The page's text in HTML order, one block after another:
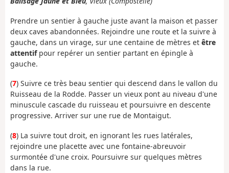
Prendre un sentier à gauche juste avant la maison et passer
deux caves abandonnées. Rejoindre une route et la suivre à
gauche, dans un virage, sur une centaine de mètres et être
attentifpour repérer un sentier partant en épingle à
gauche.
(7) Suivre ce très beau sentier qui descend dans le vallon du
Ruisseau de la Rodde. Passer un vieux pont au niveau d'une
minuscule cascade du ruisseau et poursuivre en descente
progressive. Arriver sur une rue de Montaigut.
(8) La suivre tout droit, en ignorant les rues latérales,
rejoindre une placette avec une fontaine-abreuvoir
surmontée d'une croix. Poursuivre sur quelques mètres
dans la rue.